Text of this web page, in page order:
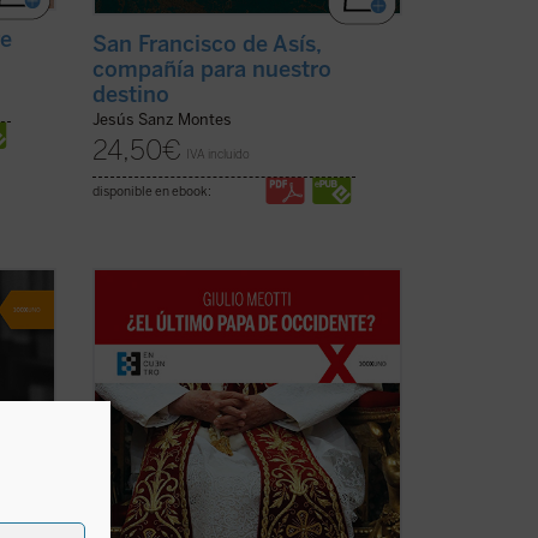
San Francisco de Asís,
compañía para nuestro
destino
Jesús Sanz Montes
24,50€ IVA incluido
disponible en ebook:
ha
«Joseph Ratzinger ha sido, como Meotti
lo describe, un coloso, finalmente
'derrotado' en sus esfuerzos por salvar a
la civilización occidental, pero que ha
dejado detrás de sí los códigos que aún
pueden permitir a la humanidad arreglar
(ver ficha)